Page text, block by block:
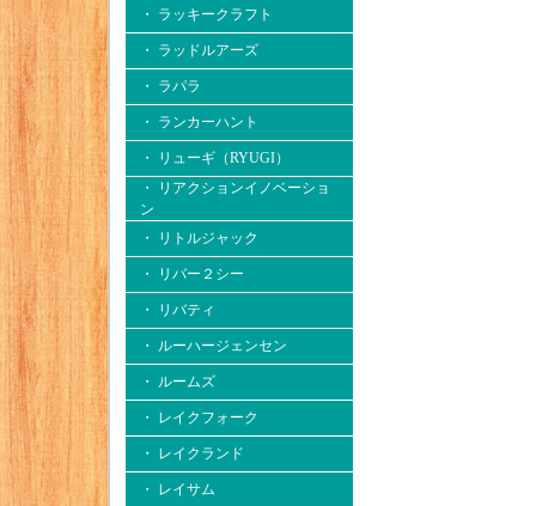
・ ラッキークラフト
・ ラッドルアーズ
・ ラパラ
・ ランカーハント
・ リューギ（RYUGI）
・ リアクションイノベーショ
ン
・ リトルジャック
・ リバー２シー
・ リバティ
・ ルーハージェンセン
・ ルームズ
・ レイクフォーク
・ レイクランド
・ レイサム